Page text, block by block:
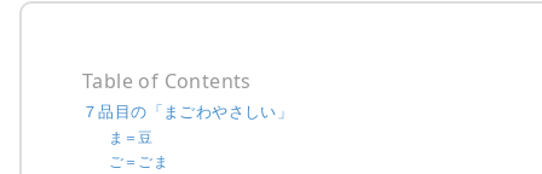
Table of Contents
７品目の「まごわやさしい」
ま＝豆
ご＝ごま